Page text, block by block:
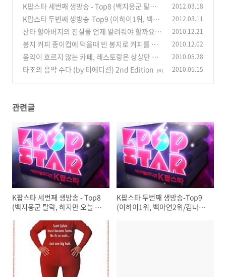
K팝스타 세번째 생방송 - Top8 (백지웅군 탈락,
하지만 오늘 결과도 불만입니다)
(2)
2012.03.18
K팝스타 두번째 생방송-Top9 (이하이1위, 백아
연2위/김나윤 탈락)
(0)
2012.03.11
산타 할아버지의 진실을 언제 알려줘야 할까요?
(16)
2010.12.21
봉지 커피 종이컵에 먹을때 빈 봉지로 커피를 저
어도 괜찮을지? (14)
2010.12.02
음악이 흐르지 않는 카페, 레스토랑은 상상만 해
도... (18)
2010.05.28
타조의 음악 수다 (by 티에디션) 2nd Edition (8) 2010.05.15
관련글
K팝스타 세번째 생방송 - Top8
(백지웅군 탈락, 하지만 오늘 결
K팝스타 두번째 생방송-Top9
(이하이1위, 백아연2위/김나윤